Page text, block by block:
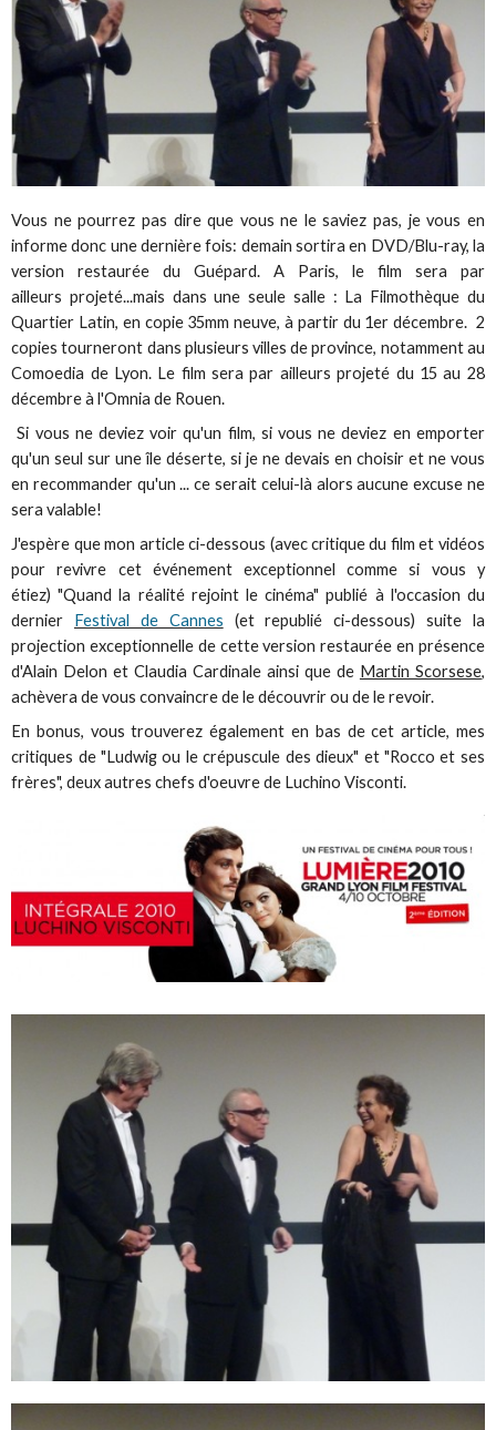
Vous ne pourrez pas dire que vous ne le saviez pas, je vous en
informe donc une dernière fois: demain sortira en DVD/Blu-ray, la
version restaurée du Guépard. A Paris, le film sera par
ailleurs projeté...mais dans une seule salle : La Filmothèque du
Quartier Latin, en copie 35mm neuve, à partir du 1er décembre. 2
copies tourneront dans plusieurs villes de province, notamment au
Comoedia de Lyon. Le film sera par ailleurs projeté du 15 au 28
décembre à l'Omnia de Rouen.
Si vous ne deviez voir qu'un film, si vous ne deviez en emporter
qu'un seul sur une île déserte, si je ne devais en choisir et ne vous
en recommander qu'un ... ce serait celui-là alors aucune excuse ne
sera valable!
J'espère que mon article ci-dessous (avec critique du film et vidéos
pour revivre cet événement exceptionnel comme si vous y
étiez) "Quand la réalité rejoint le cinéma" publié à l'occasion du
dernier Festival de Cannes (et republié ci-dessous) suite la
projection exceptionnelle de cette version restaurée en présence
d'Alain Delon et Claudia Cardinale ainsi que de Martin Scorsese,
achèvera de vous convaincre de le découvrir ou de le revoir.
En bonus, vous trouverez également en bas de cet article, mes
critiques de "Ludwig ou le crépuscule des dieux" et "Rocco et ses
frères", deux autres chefs d'oeuvre de Luchino Visconti.